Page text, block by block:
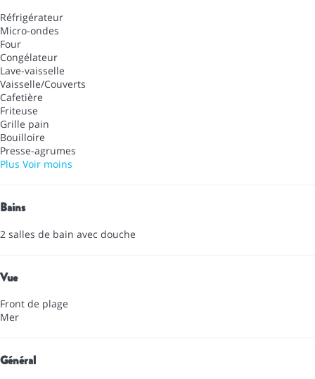
Réfrigérateur
Micro-ondes
Four
Congélateur
Lave-vaisselle
Vaisselle/Couverts
Cafetière
Friteuse
Grille pain
Bouilloire
Presse-agrumes
Plus Voir moins
Bains
2 salles de bain avec douche
Vue
Front de plage
Mer
Général